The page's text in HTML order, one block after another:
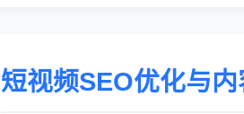
短视频SEO优化与